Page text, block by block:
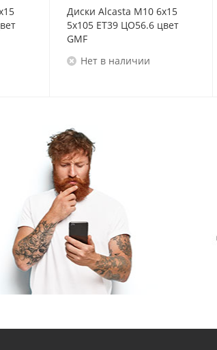
Диски Alcasta M10 6x15
5x105 ET39 ЦО56.6 цвет
GMF
Нет в наличии